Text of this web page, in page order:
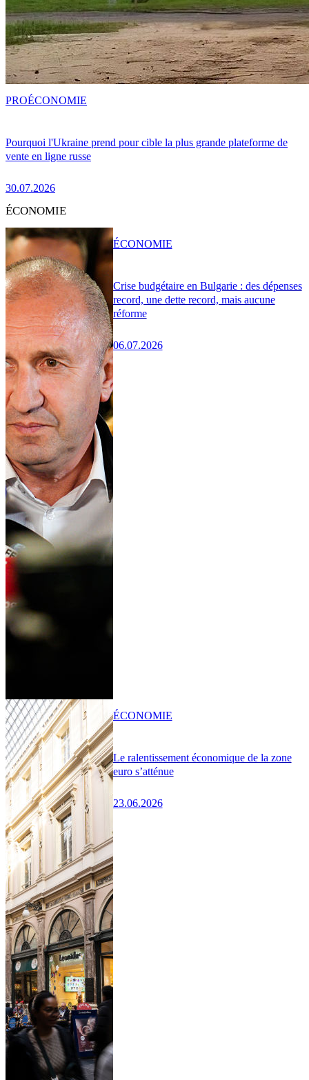
Pourquoi l'Ukraine prend pour cible la plus grande plateforme de
vente en ligne russe
30.07.2026
PROÉCONOMIE
ÉCONOMIE
Crise budgétaire en Bulgarie : des dépenses
record, une dette record, mais aucune
réforme
06.07.2026
ÉCONOMIE
Le ralentissement économique de la zone
euro s’atténue
23.06.2026
ÉCONOMIE